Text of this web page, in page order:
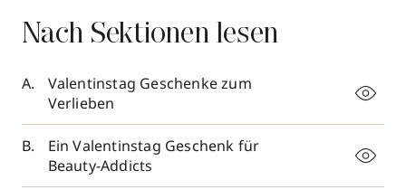
Nach Sektionen lesen
Valentinstag Geschenke zum
Verlieben
Ein Valentinstag Geschenk für
Beauty-Addicts